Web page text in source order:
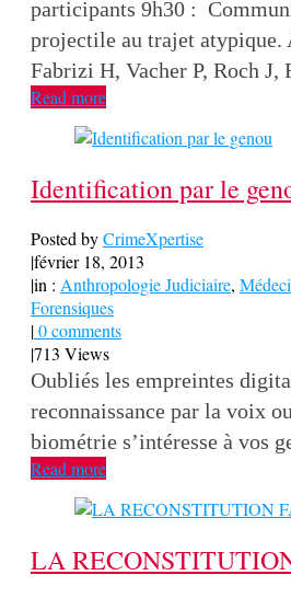
participants 9h30 :
projectile au trajet atypique.
Fabrizi H, Vacher P, Roch J,
Read more
Identification par le
Posted byCrimeXpertise
|février 18, 2013
|in : Anthropologie Judiciaire,
Forensiques
|0 comments
|713 Views
Oubliés les empreintes
reconnaissance par la voix
biométrie s’intéresse à vos
Read more
LA